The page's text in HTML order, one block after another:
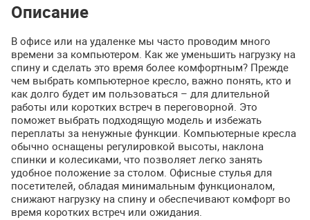
Описание
В офисе или на удаленке мы часто проводим много
времени за компьютером. Как же уменьшить нагрузку на
спину и сделать это время более комфортным? Прежде
чем выбрать компьютерное кресло, важно понять, кто и
как долго будет им пользоваться – для длительной
работы или коротких встреч в переговорной. Это
поможет выбрать подходящую модель и избежать
переплаты за ненужные функции. Компьютерные кресла
обычно оснащены регулировкой высоты, наклона
спинки и колесиками, что позволяет легко занять
удобное положение за столом. Офисные стулья для
посетителей, обладая минимальным функционалом,
снижают нагрузку на спину и обеспечивают комфорт во
время коротких встреч или ожидания.